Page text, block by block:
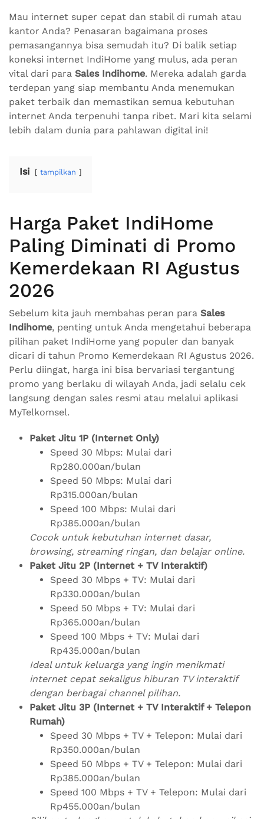
Mau internet super cepat dan stabil di rumah atau
kantor Anda? Penasaran bagaimana proses
pemasangannya bisa semudah itu? Di balik setiap
koneksi internet IndiHome yang mulus, ada peran
vital dari para Sales Indihome. Mereka adalah garda
terdepan yang siap membantu Anda menemukan
paket terbaik dan memastikan semua kebutuhan
internet Anda terpenuhi tanpa ribet. Mari kita selami
lebih dalam dunia para pahlawan digital ini!
Isi tampilkan
Harga Paket IndiHome
Paling Diminati di Promo
Kemerdekaan RI Agustus
2026
Sebelum kita jauh membahas peran para Sales
Indihome, penting untuk Anda mengetahui beberapa
pilihan paket IndiHome yang populer dan banyak
dicari di tahun Promo Kemerdekaan RI Agustus 2026.
Perlu diingat, harga ini bisa bervariasi tergantung
promo yang berlaku di wilayah Anda, jadi selalu cek
langsung dengan sales resmi atau melalui aplikasi
MyTelkomsel.
Paket Jitu 1P (Internet Only)
Speed 30 Mbps: Mulai dari
Rp280.000an/bulan
Speed 50 Mbps: Mulai dari
Rp315.000an/bulan
Speed 100 Mbps: Mulai dari
Rp385.000an/bulan
Cocok untuk kebutuhan internet dasar,
browsing, streaming ringan, dan belajar online.
Paket Jitu 2P (Internet + TV Interaktif)
Speed 30 Mbps + TV: Mulai dari
Rp330.000an/bulan
Speed 50 Mbps + TV: Mulai dari
Rp365.000an/bulan
Speed 100 Mbps + TV: Mulai dari
Rp435.000an/bulan
Ideal untuk keluarga yang ingin menikmati
internet cepat sekaligus hiburan TV interaktif
dengan berbagai channel pilihan.
Paket Jitu 3P (Internet + TV Interaktif + Telepon
Rumah)
Speed 30 Mbps + TV + Telepon: Mulai dari
Rp350.000an/bulan
Speed 50 Mbps + TV + Telepon: Mulai dari
Rp385.000an/bulan
Speed 100 Mbps + TV + Telepon: Mulai dari
Rp455.000an/bulan